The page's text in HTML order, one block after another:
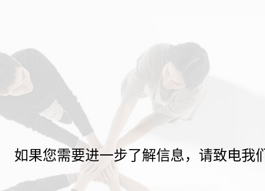
如果您需要进一步了解信息，请致电我